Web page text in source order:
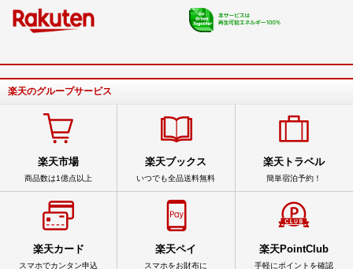
楽天のグループサービス
楽天市場
商品数は1億点以上
楽天ブックス
いつでも全品送料無料
楽天トラベル
簡単宿泊予約！
楽天カード
スマホでカンタン申込
楽天ペイ
スマホをお財布に
楽天PointClub
手軽にポイントを確認